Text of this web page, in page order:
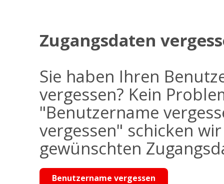
Zugangsdaten
Sie haben Ihren
vergessen? Kein
"Benutzername
vergessen" schicken
gewünschten
Benutzername vergessen